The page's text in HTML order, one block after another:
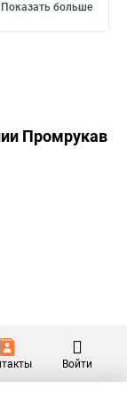
Показать больше
Промрукав
Войти